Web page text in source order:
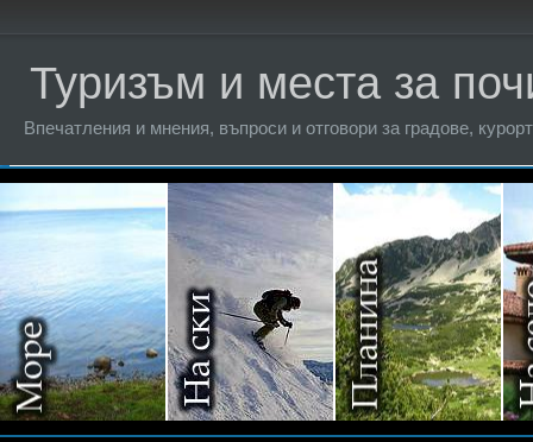
Туризъм и места за
Впечатления и мнения, въпроси и отговори за градове,